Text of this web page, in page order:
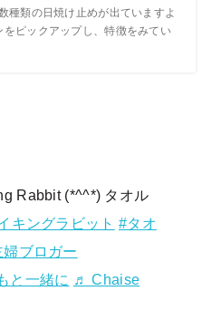
種類の日焼け止めが出ていますよ
ピックアップし、特徴をみてい
Rabbit (*^^*) タオル
キングラビット #タオ
婦ブロガー
と一緒に
♬ Chaise